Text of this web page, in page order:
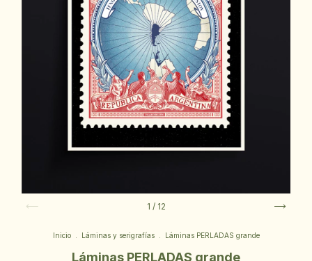
1 / 12
Inicio Láminas y serigrafías Láminas PERLADAS grande
Láminas PERLADAS grande